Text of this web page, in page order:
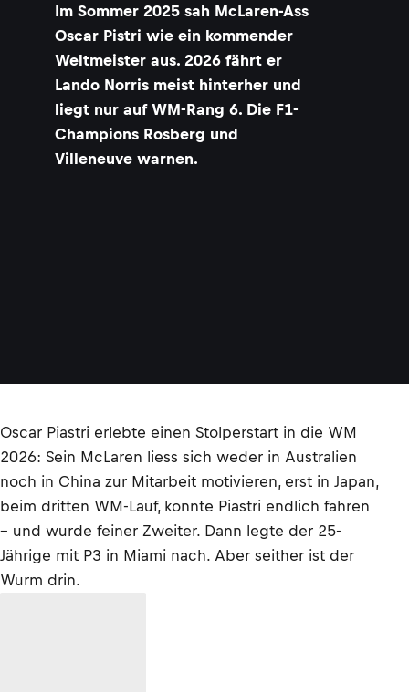
Im Sommer 2025 sah McLaren-Ass
Oscar Pistri wie ein kommender
Weltmeister aus. 2026 fährt er
Lando Norris meist hinterher und
liegt nur auf WM-Rang 6. Die F1-
Champions Rosberg und
Villeneuve warnen.
Oscar Piastri erlebte einen Stolperstart in die WM
2026: Sein McLaren liess sich weder in Australien
noch in China zur Mitarbeit motivieren, erst in Japan,
beim dritten WM-Lauf, konnte Piastri endlich fahren
– und wurde feiner Zweiter. Dann legte der 25-
Jährige mit P3 in Miami nach. Aber seither ist der
Wurm drin.